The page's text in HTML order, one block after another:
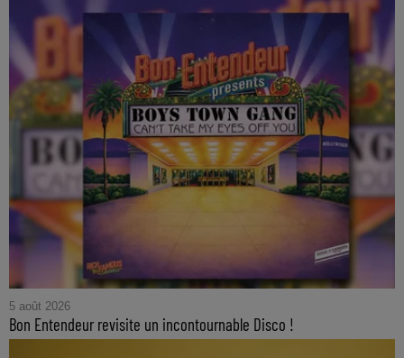
5 août 2026
Bon Entendeur revisite un incontournable Disco !